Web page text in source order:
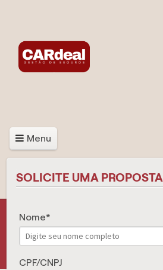
Menu
SOLICITE UMA PROPOSTA
Nome
CPF/CNPJ